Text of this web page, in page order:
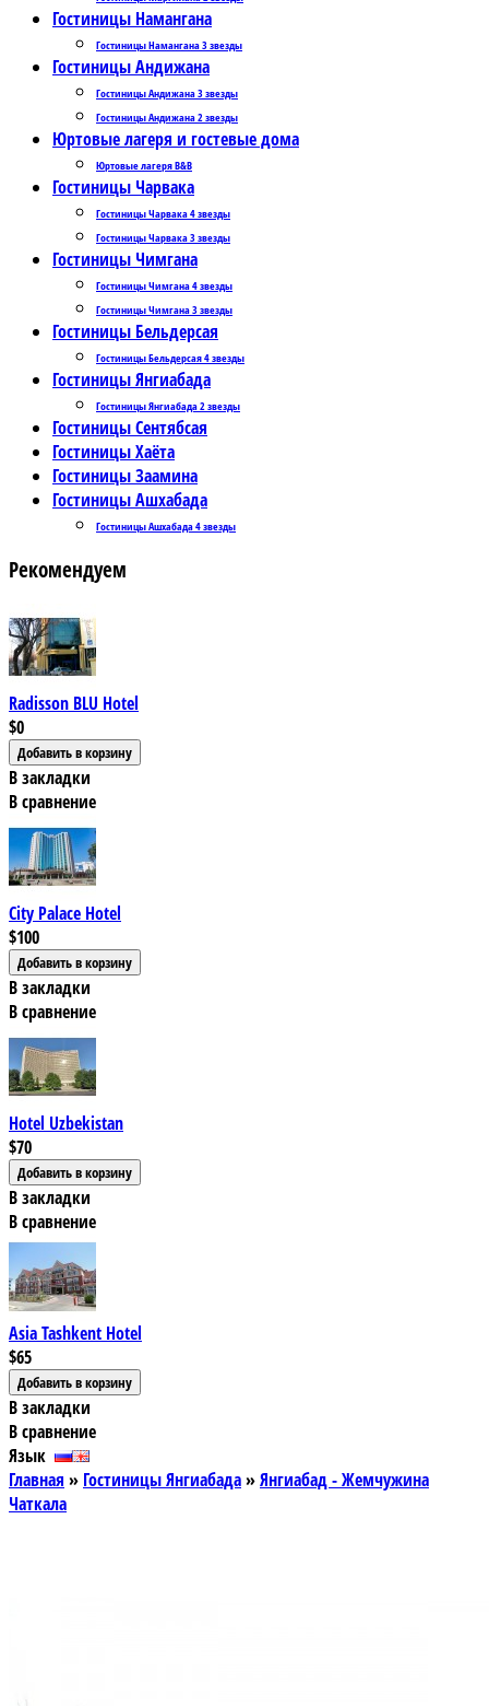
Гостиницы Намангана
Гостиницы Намангана 3 звезды
Гостиницы Андижана
Гостиницы Андижана 3 звезды
Гостиницы Андижана 2 звезды
Юртовые лагеря и гостевые дома
Юртовые лагеря B&B
Гостиницы Чарвака
Гостиницы Чарвака 4 звезды
Гостиницы Чарвака 3 звезды
Гостиницы Чимгана
Гостиницы Чимгана 4 звезды
Гостиницы Чимгана 3 звезды
Гостиницы Бельдерсая
Гостиницы Бельдерсая 4 звезды
Гостиницы Янгиабада
Гостиницы Янгиабада 2 звезды
Гостиницы Сентябсая
Гостиницы Хаёта
Гостиницы Заамина
Гостиницы Ашхабада
Гостиницы Ашхабада 4 звезды
Рекомендуем
Radisson BLU Hotel
$0
В закладки
В сравнение
City Palace Hotel
$100
В закладки
В сравнение
Hotel Uzbekistan
$70
В закладки
В сравнение
Asia Tashkent Hotel
$65
В закладки
В сравнение
Язык
Главная » Гостиницы Янгиабада»Янгиабад - Жемчужина
Чаткала